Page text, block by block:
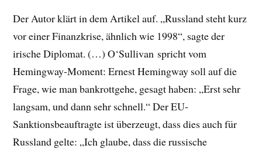
Der Autor klärt in dem Artikel auf. „Russland steht kurz
vor einer Finanzkrise, ähnlich wie 1998“, sagte der
irische Diplomat. (…) O‘Sullivan spricht vom
Hemingway-Moment: Ernest Hemingway soll auf die
Frage, wie man bankrottgehe, gesagt haben: „Erst sehr
langsam, und dann sehr schnell.“ Der EU-
Sanktionsbeauftragte ist überzeugt, dass dies auch für
Russland gelte: „Ich glaube, dass die russische